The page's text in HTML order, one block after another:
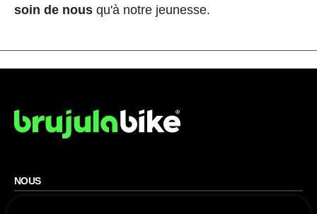
soin de nousqu'à notre jeunesse.
NOUS